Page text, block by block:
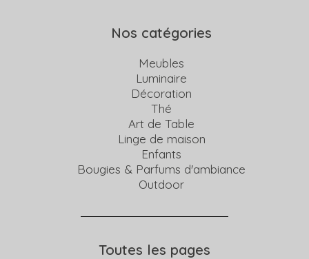
Nos catégories
Meubles
Luminaire
Décoration
Thé
Art de Table
Linge de maison
Enfants
Bougies & Parfums d'ambiance
Outdoor
Toutes les pages